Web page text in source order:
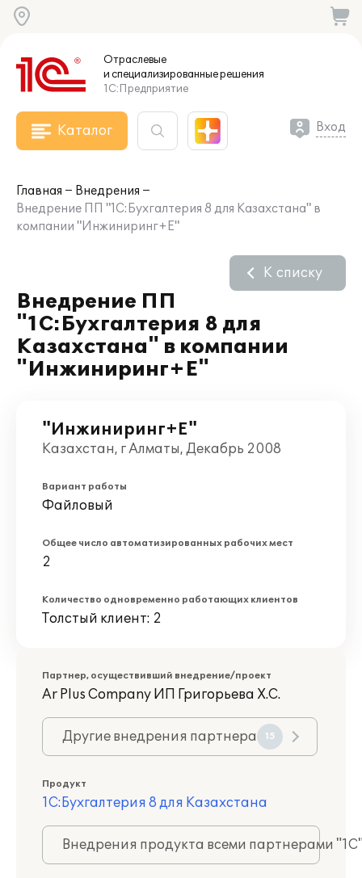
Отраслевые
и специализированныерешения
1С:Предприятие
Каталог Вход
Главная
Внедрения
Внедрение ПП "1С:Бухгалтерия 8 для Казахстана" в
компании "Инжиниринг+Е"
Внедрение ПП
"1С:Бухгалтерия 8 для
Казахстана" в компании
"Инжиниринг+Е"
К списку
"Инжиниринг+Е"
Казахстан, г Алматы, Декабрь 2008
Вариант работы
Файловый
Общее число автоматизированных рабочих мест
2
Количество одновременно работающих клиентов
Толстый клиент: 2
Партнер, осуществивший внедрение/проект
Ar Plus Company ИП Григорьева Х.С.
Другие внедрения партнера 15
Продукт
1С:Бухгалтерия 8 для Казахстана
Внедрения продукта всеми партнерами